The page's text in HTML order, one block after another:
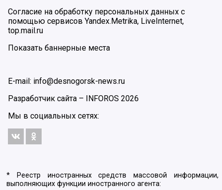
Согласие на обработку персональных данных с
помощью сервисов Yandex.Metrika, LiveInternet,
top.mail.ru
Показать баннерные места
E-mail: info@desnogorsk-news.ru
Разработчик сайта – INFOROS 2026
Мы в социальных сетях:
* Реестр иностранных средств массовой информации,
выполняющих функции иностранного агента: